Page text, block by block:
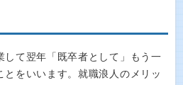
して翌年「既卒者として」もう一
とをいいます。就職浪人のメリッ